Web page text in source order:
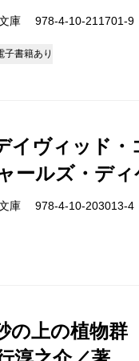
文庫 978-4-10-
子書籍あり
イヴィッド・
ールズ・デ
文庫 978-4-10-
の上の植物群